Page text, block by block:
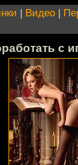
| Видео |
с